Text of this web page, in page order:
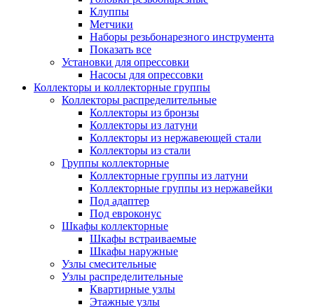
Клуппы
Метчики
Наборы резьбонарезного инструмента
Показать все
Установки для опрессовки
Насосы для опрессовки
Коллекторы и коллекторные группы
Коллекторы распределительные
Коллекторы из бронзы
Коллекторы из латуни
Коллекторы из нержавеющей стали
Коллекторы из стали
Группы коллекторные
Коллекторные группы из латуни
Коллекторные группы из нержавейки
Под адаптер
Под евроконус
Шкафы коллекторные
Шкафы встраиваемые
Шкафы наружные
Узлы смесительные
Узлы распределительные
Квартирные узлы
Этажные узлы